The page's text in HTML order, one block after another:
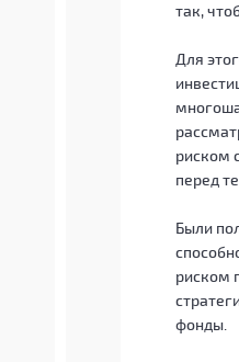
так,
Для
риском
перед
Были
риском
фонды.